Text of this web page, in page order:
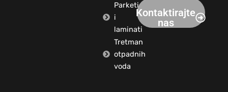
Parketi
i
laminati
Tretman
otpadnih
voda
Kontaktirajte
nas